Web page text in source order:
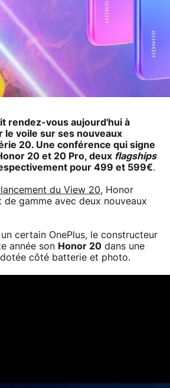
rendez-vous aujourd'hui à
le voile sur ses nouveaux
20. Une conférence qui signe
20 et 20 Pro, deux flagships
pour 499 et 599€.
lancement du View 20, Honor
de gamme avec deux nouveaux
certain OnePlus, le constructeur
année son Honor 20 dans une
côté batterie et photo.